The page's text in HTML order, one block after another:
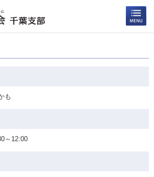
も
～12:00